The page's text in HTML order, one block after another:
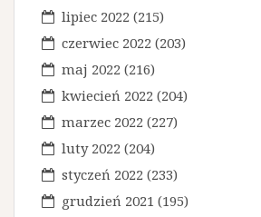
lipiec 2022 (215)
czerwiec 2022 (203)
maj 2022 (216)
kwiecień 2022 (204)
marzec 2022 (227)
luty 2022 (204)
styczeń 2022 (233)
grudzień 2021 (195)